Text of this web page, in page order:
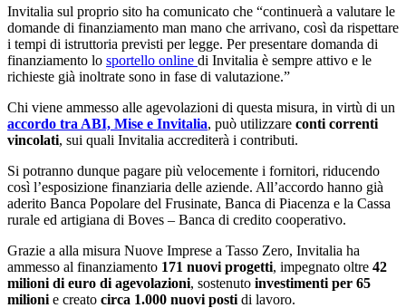
Invitalia sul proprio sito ha comunicato che “continuerà a valutare le
domande di finanziamento man mano che arrivano, così da rispettare
i tempi di istruttoria previsti per legge. Per presentare domanda di
finanziamento lo sportello online di Invitalia è sempre attivo e le
richieste già inoltrate sono in fase di valutazione.”
Chi viene ammesso alle agevolazioni di questa misura, in virtù di un
accordo tra ABI, Mise e Invitalia, può utilizzare conti correnti
vincolati, sui quali Invitalia accrediterà i contributi.
Si potranno dunque pagare più velocemente i fornitori, riducendo
così l’esposizione finanziaria delle aziende. All’accordo hanno già
aderito Banca Popolare del Frusinate, Banca di Piacenza e la Cassa
rurale ed artigiana di Boves – Banca di credito cooperativo.
Grazie a alla misura Nuove Imprese a Tasso Zero, Invitalia ha
ammesso al finanziamento 171 nuovi progetti, impegnato oltre 42
milioni di euro di agevolazioni, sostenuto investimenti per 65
milioni e creato circa 1.000 nuovi posti di lavoro.